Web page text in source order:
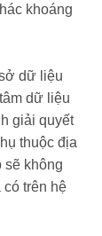
khoáng
dữ liệu
dữ liệu
giải quyết
thuộc địa
không
trên hệ